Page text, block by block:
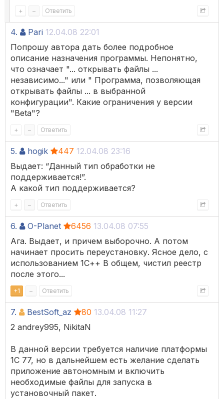
+ – Ответить
4. Pari 12.04.08 22:01
Попрошу автора дать более подробное
описание назначения программы. Непонятно,
что означает "... открывать файлы ...
независимо..." или " Программа, позволяющая
открывать файлы ... в выбранной
конфигурации". Какие ограничения у версии
"Beta"?
+ – Ответить
5. hogik 447 12.04.08 23:16
Выдает: “Данный тип обработки не
поддерживается!”.
А какой тип поддерживается?
+ – Ответить
6. O-Planet 6456 13.04.08 07:55
Ага. Выдает, и причем выборочно. А потом
начинает просить переустановку. Ясное дело, с
использованием 1С++ В общем, чистил реестр
после этого...
+1 – Ответить
7. BestSoft_az 80 13.04.08 11:27
2 andrey995, NikitaN
В данной версии требуется наличие платформы
1С 77, но в дальнейшем есть желание сделать
приложение автономным и включить
необходимые файлы для запуска в
установочный пакет.